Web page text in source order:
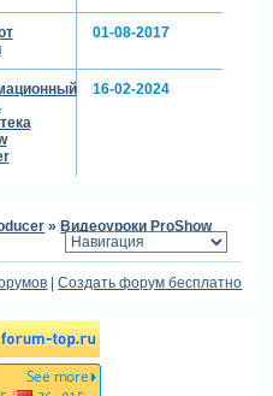
01-08-2017
16-02-2024
» Видеоуроки ProShow
|Создать форум бесплатно